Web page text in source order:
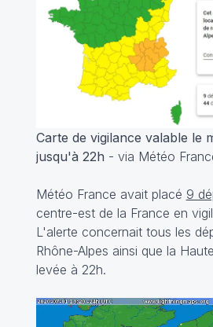
Carte de vigilance valable le
jusqu'à 22h - via Météo
Météo France avait placé 9
centre-est de la France en
L'alerte concernait tous les
Rhône-Alpes ainsi que la
levée à 22h.